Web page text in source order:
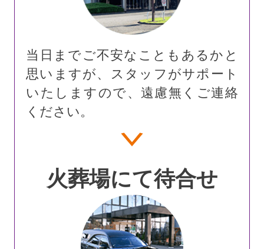
当日までご不安なこともあるかと
思いますが、スタッフがサポート
いたしますので、遠慮無くご連絡
ください。
火葬場にて待合せ